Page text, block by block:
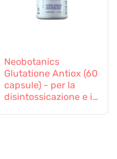
Neobotanics
Glutatione Antiox (60
capsule) - per la
disintossicazione e il